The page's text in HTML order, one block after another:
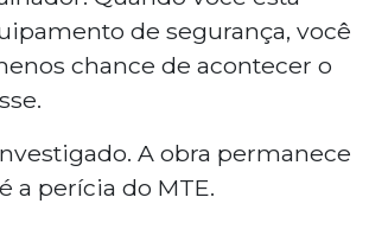
de segurança, você
chance de acontecer o
A obra permanece
a perícia do MTE.